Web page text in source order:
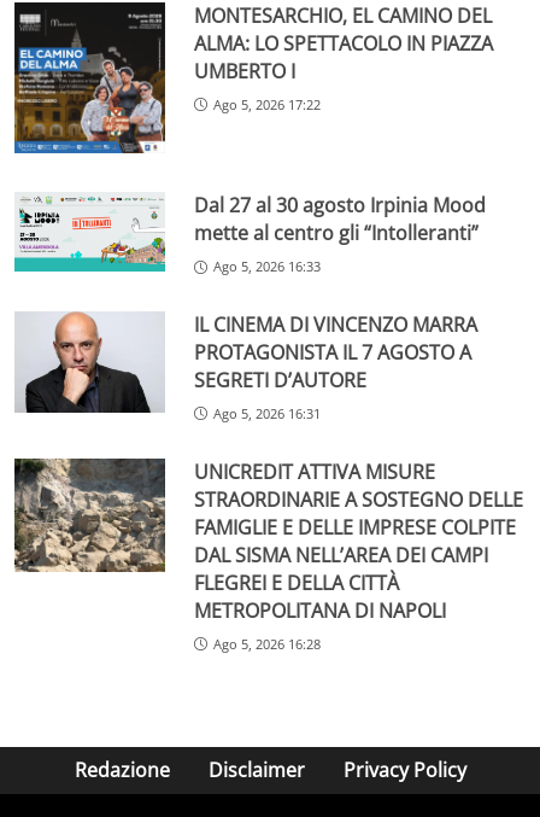
MONTESARCHIO, EL CAMINO DEL
ALMA: LO SPETTACOLO IN PIAZZA
UMBERTO I
Ago 5, 2026 17:22
Dal 27 al 30 agosto Irpinia Mood
mette al centro gli “Intolleranti”
Ago 5, 2026 16:33
IL CINEMA DI VINCENZO MARRA
PROTAGONISTA IL 7 AGOSTO A
SEGRETI D’AUTORE
Ago 5, 2026 16:31
UNICREDIT ATTIVA MISURE
STRAORDINARIE A SOSTEGNO DELLE
FAMIGLIE E DELLE IMPRESE COLPITE
DAL SISMA NELL’AREA DEI CAMPI
FLEGREI E DELLA CITTÀ
METROPOLITANA DI NAPOLI
Ago 5, 2026 16:28
Redazione Disclaimer Privacy Policy